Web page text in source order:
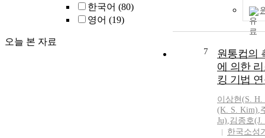
한국어 (80)
영어 (19)
오늘 본 자료
of the heating too on
soldering is
reliability of
numerical
usefulness of
7
원통컵의
에 의한
킹 기법
이상현(S. H.
(K. S. Kim),
Ju),김종호(J.
한국소성